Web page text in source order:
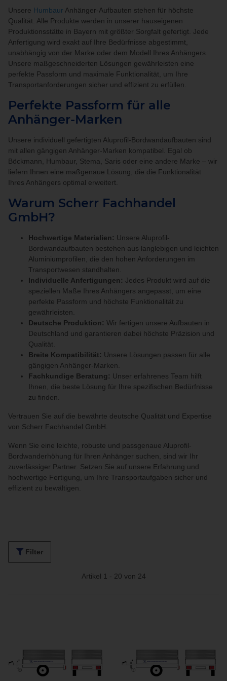
Unsere Humbaur Anhänger-Aufbauten stehen für höchste
Qualität. Alle Produkte werden in unserer hauseigenen
Produktionsstätte in Bayern mit größter Sorgfalt gefertigt. Jede
Anfertigung wird exakt auf Ihre Bedürfnisse abgestimmt,
unabhängig von der Marke oder dem Modell Ihres Anhängers.
Unsere maßgeschneiderten Lösungen gewährleisten eine
perfekte Passform und maximale Funktionalität, um Ihre
Transportanforderungen sicher und effizient zu erfüllen.
Perfekte Passform für alle
Anhänger-Marken
Unsere individuell gefertigten Aluprofil-Bordwandaufbauten sind
mit allen gängigen Anhänger-Marken kompatibel. Egal ob
Böckmann, Humbaur, Stema, Saris oder eine andere Marke – wir
liefern Ihnen eine maßgenaue Lösung, die die Funktionalität
Ihres Anhängers optimal erweitert.
Warum Scherr Fachhandel
GmbH?
Hochwertige Materialien: Unsere Aluprofil-
Bordwandaufbauten bestehen aus langlebigen und leichten
Aluminiumprofilen, die den hohen Anforderungen im
Transportwesen standhalten.
Individuelle Anfertigungen: Jedes Produkt wird auf die
speziellen Maße Ihres Anhängers angepasst, um eine
perfekte Passform und höchste Funktionalität zu
gewährleisten.
Deutsche Produktion: Wir fertigen unsere Aufbauten in
Deutschland und garantieren dabei höchste Präzision und
Qualität.
Breite Kompatibilität: Unsere Lösungen passen für alle
gängigen Anhänger-Marken.
Fachkundige Beratung: Unser erfahrenes Team hilft
Ihnen, die beste Lösung für Ihre spezifischen Bedürfnisse
zu finden.
Vertrauen Sie auf die bewährte deutsche Qualität und Expertise
von Scherr Fachhandel GmbH.
Wenn Sie eine leichte, robuste und passgenaue Aluprofil-
Bordwanderhöhung für Ihren Anhänger suchen, sind wir Ihr
zuverlässiger Partner. Setzen Sie auf unsere Erfahrung und
hochwertige Fertigung, um Ihre Transportaufgaben sicher und
effizient zu bewältigen.
Filter
Artikel 1 - 20 von 24